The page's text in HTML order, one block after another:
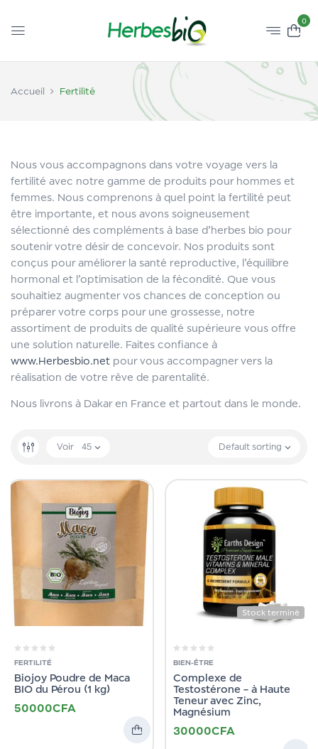
0
Accueil Fertilité
Nous vous accompagnons dans votre voyage vers la
fertilité avec notre gamme de produits pour hommes et
femmes. Nous comprenons à quel point la fertilité peut
être importante, et nous avons soigneusement
sélectionné des compléments à base d’herbes bio pour
soutenir votre désir de concevoir. Nos produits sont
conçus pour améliorer la santé reproductive, l’équilibre
hormonal et l’optimisation de la fécondité. Que vous
souhaitiez augmenter vos chances de conception ou
préparer votre corps pour une grossesse, notre
assortiment de produits de qualité supérieure vous offre
une solution naturelle. Faites confiance à
www.Herbesbio.net pour vous accompagner vers la
réalisation de votre rêve de parentalité.
Nous livrons à Dakar en France et partout dans le monde.
Default sorting
Voir 45
FERTILITÉ
Biojoy Poudre de Maca
BIO du Pérou (1 kg)
50000CFA
Stock terminé
BIEN-ÊTRE
Complexe de
Testostérone – à Haute
Teneur avec Zinc,
Magnésium
30000CFA